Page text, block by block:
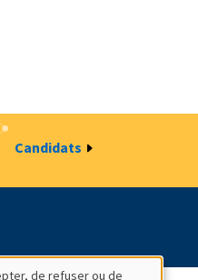
Candidats
de refuser ou de